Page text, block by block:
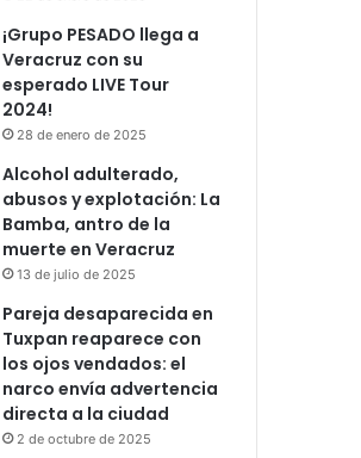
¡Grupo PESADO llega a
Veracruz con su
esperado LIVE Tour
2024!
28 de enero de 2025
Alcohol adulterado,
abusos y explotación: La
Bamba, antro de la
muerte en Veracruz
13 de julio de 2025
Pareja desaparecida en
Tuxpan reaparece con
los ojos vendados: el
narco envía advertencia
directa a la ciudad
2 de octubre de 2025